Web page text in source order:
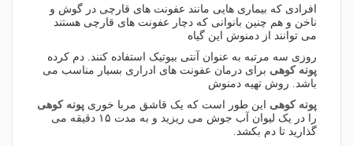
افرادی که بیماری هایی مانند عفونت های قارچی در گوش و
ناخن و هم چنین بانوانی که دچار عفونت های قارچی هستند
می توانند از دمنوش این گیاه
روزی سه مرتبه به عنوان آنتی بیوتیک استفاده کنند. دم کرده
پونه کوهی برای درمان عفونت های ادراری بسیار مناسب می
باشد. روش تهیه دمنوش
پونه کوهی این طور است که یک قاشق مربا خوری پونه کوهی
را در یک لیوان آب جوش می ریزید و به مدت ۱۵ دقیقه می
گذارید تا دم بکشد.